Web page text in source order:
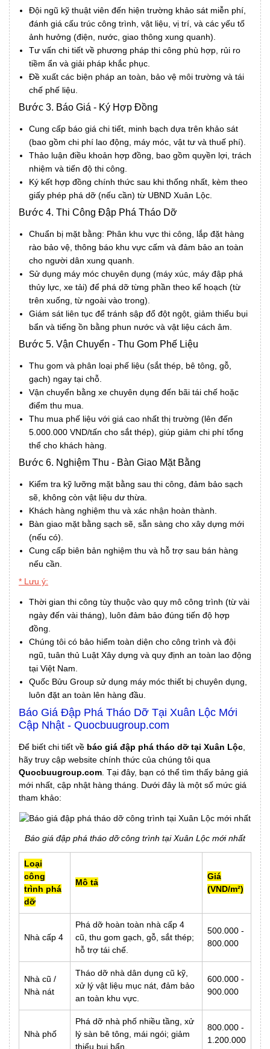
Đội ngũ kỹ thuật viên đến hiện trường khảo sát miễn phí,
đánh giá cấu trúc công trình, vật liệu, vị trí, và các yếu tố
ảnh hưởng (điện, nước, giao thông xung quanh).
Tư vấn chi tiết về phương pháp thi công phù hợp, rủi ro
tiềm ẩn và giải pháp khắc phục.
Đề xuất các biện pháp an toàn, bảo vệ môi trường và tái
chế phế liệu.
Bước 3. Báo Giá - Ký Hợp Đồng
Cung cấp báo giá chi tiết, minh bạch dựa trên khảo sát
(bao gồm chi phí lao động, máy móc, vật tư và thuế phí).
Thảo luận điều khoản hợp đồng, bao gồm quyền lợi, trách
nhiệm và tiến độ thi công.
Ký kết hợp đồng chính thức sau khi thống nhất, kèm theo
giấy phép phá dỡ (nếu cần) từ UBND Xuân Lộc.
Bước 4. Thi Công Đập Phá Tháo Dỡ
Chuẩn bị mặt bằng: Phân khu vực thi công, lắp đặt hàng
rào bảo vệ, thông báo khu vực cấm và đảm bảo an toàn
cho người dân xung quanh.
Sử dụng máy móc chuyên dụng (máy xúc, máy đập phá
thủy lực, xe tải) để phá dỡ từng phần theo kế hoạch (từ
trên xuống, từ ngoài vào trong).
Giám sát liên tục để tránh sập đổ đột ngột, giảm thiểu bụi
bẩn và tiếng ồn bằng phun nước và vật liệu cách âm.
Bước 5. Vận Chuyển - Thu Gom Phế Liệu
Thu gom và phân loại phế liệu (sắt thép, bê tông, gỗ,
gạch) ngay tại chỗ.
Vận chuyển bằng xe chuyên dụng đến bãi tái chế hoặc
điểm thu mua.
Thu mua phế liệu với giá cao nhất thị trường (lên đến
5.000.000 VND/tấn cho sắt thép), giúp giảm chi phí tổng
thể cho khách hàng.
Bước 6. Nghiệm Thu - Bàn Giao Mặt Bằng
Kiểm tra kỹ lưỡng mặt bằng sau thi công, đảm bảo sạch
sẽ, không còn vật liệu dư thừa.
Khách hàng nghiệm thu và xác nhận hoàn thành.
Bàn giao mặt bằng sạch sẽ, sẵn sàng cho xây dựng mới
(nếu có).
Cung cấp biên bản nghiệm thu và hỗ trợ sau bán hàng
nếu cần.
* Lưu ý:
Thời gian thi công tùy thuộc vào quy mô công trình (từ vài
ngày đến vài tháng), luôn đảm bảo đúng tiến độ hợp
đồng.
Chúng tôi có bảo hiểm toàn diện cho công trình và đội
ngũ, tuân thủ Luật Xây dựng và quy định an toàn lao động
tại Việt Nam.
Quốc Bửu Group sử dụng máy móc thiết bị chuyên dụng,
luôn đặt an toàn lên hàng đầu.
Báo Giá Đập Phá Tháo Dỡ Tại Xuân Lộc Mới
Cập Nhật - Quocbuugroup.com
Để biết chi tiết về báo giá đập phá tháo dỡ tại Xuân Lộc
hãy truy cập website chính thức của chúng tôi qua
Quocbuugroup.com . Tại đây, bạn có thể tìm thấy bảng giá
mới nhất, cập nhật hàng tháng. Dưới đây là một số mức giá
tham khảo:
Báo giá đập phá tháo dỡ công trình tại Xuân Lộc mới nhất
Loại
công
trình phá
dỡ
Mô tả
Giá
(VND/m²)
Nhà cấp 4
Phá dỡ hoàn toàn nhà cấp 4
cũ, thu gom gạch, gỗ, sắt thép;
hỗ trợ tái chế.
500.000 -
800.000
Nhà cũ /
Nhà nát
Tháo dỡ nhà dân dụng cũ kỹ,
xử lý vật liệu mục nát, đảm bảo
an toàn khu vực.
600.000 -
900.000
Nhà phố
Phá dỡ nhà phố nhiều tầng, xử
lý sàn bê tông, mái ngói; giảm
thiểu bụi bẩn.
800.000 -
1.200.000